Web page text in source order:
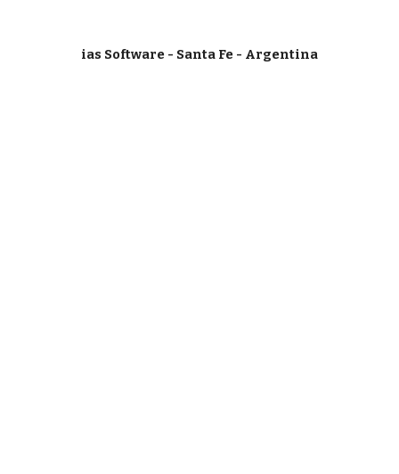
ias Software - Santa Fe - Argentina